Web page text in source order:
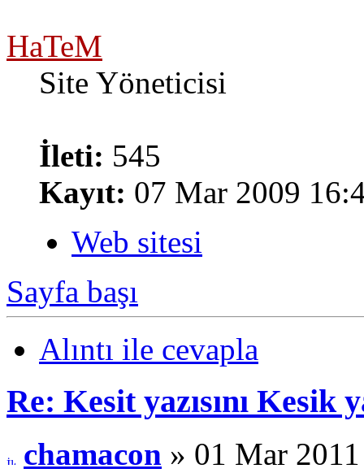
HaTeM
Site Yöneticisi
İleti: 545
Kayıt: 07 Mar 2009
Web sitesi
Sayfa başı
Alıntı ile cevapla
Re: Kesit yazısını Kesik
chamacon » 01 Mar